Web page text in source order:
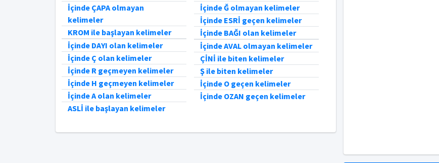
İçinde ÇAPA olmayan
kelimeler
KROM ile başlayan kelimeler
İçinde DAYI olan kelimeler
İçinde Ç olan kelimeler
İçinde R geçmeyen kelimeler
İçinde H geçmeyen kelimeler
İçinde A olan kelimeler
ASLİ ile başlayan kelimeler
İçinde Ğ olmayan kelimeler
İçinde ESRİ geçen kelimeler
İçinde BAĞI olan kelimeler
İçinde AVAL olmayan kelimeler
ÇİNİ ile biten kelimeler
Ş ile biten kelimeler
İçinde O geçen kelimeler
İçinde OZAN geçen kelimeler